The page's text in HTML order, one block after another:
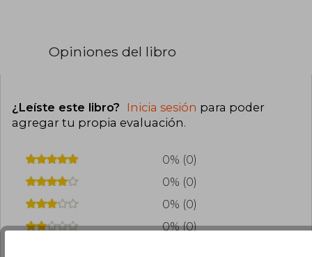
Opiniones del libro
¿Leíste este libro? Inicia sesión para poder
agregar tu propia evaluación.
0% (0)
0% (0)
0% (0)
0% (0)